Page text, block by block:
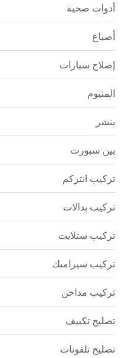
أدوات صحية
أصباغ
إصلاح سيارات
المنيوم
بنشر
بين سبورت
تركيب انتركم
تركيب بدالات
تركيب ستلايت
تركيب سيراميك
تركيب مداخن
تصليح تكييف
تصليح تلفونات